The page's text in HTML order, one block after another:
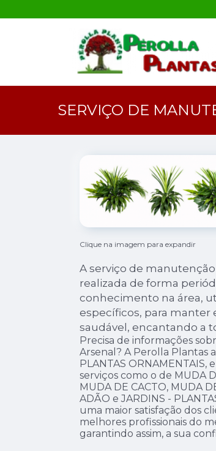
SERVIÇO DE
Clique na imagem para expandir
A serviço de
realizada de forma
conhecimento na área,
específicos, para manter
saudável, encantando a
Precisa de informações
Arsenal? A Perolla Plantas
PLANTAS ORNAMENTAIS,
serviços como o de MUDA
MUDA DE CACTO, MUDA
ADÃO e JARDINS -
uma maior satisfação dos
melhores profissionais do
garantindo assim, a sua